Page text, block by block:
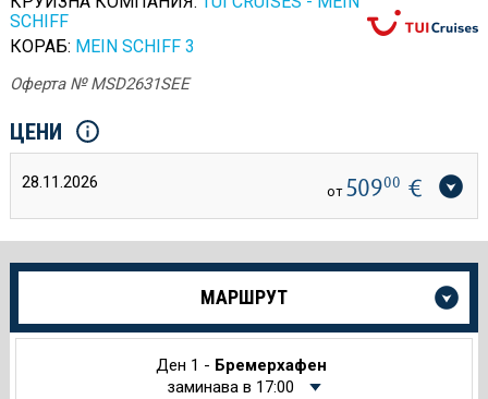
SCHIFF
КОРАБ: MEIN SCHIFF 3
Оферта № MSD2631SEE
ЦЕНИ
28.11.2026 от 50900 €
Още
за
МАРШРУТ
Ден 1 - Бремерхафен
заминава в 17:00